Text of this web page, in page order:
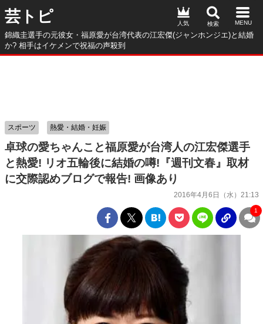
芸トピ
錦織圭選手の元彼女・福原愛が台湾代表の江宏傑(ジャンホンジエ)と結婚
か? 相手はイケメンで祝福の声殺到
人気
卓球の愛ちゃんこと福原愛が台湾人の江宏傑選手
と熱愛! リオ五輪後に結婚の噂!『週刊文春』取材
に交際認めブログで報告! 画像あり
2016年4月6日（水）21:13
スポーツ 熱愛・結婚・妊娠
1